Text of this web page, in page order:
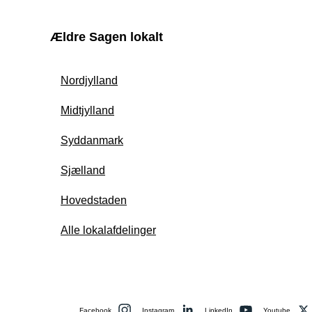
Ældre Sagen lokalt
Nordjylland
Midtjylland
Syddanmark
Sjælland
Hovedstaden
Alle lokalafdelinger
Facebook Instagram LinkedIn Youtube